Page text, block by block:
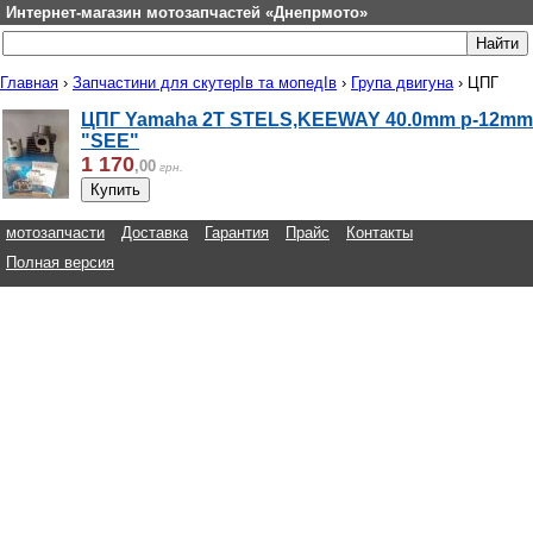
Интернет-магазин мотозапчастей «Днепрмото»
Главная › Запчастини для скутерІв та мопедІв › Група двигуна› ЦПГ
ЦПГ Yamaha 2T STELS,KEEWAY 40.0mm p-12mm
"SEE"
1 170,00 грн.
мотозапчасти Доставка Гарантия Прайс
Контакты
Полная версия